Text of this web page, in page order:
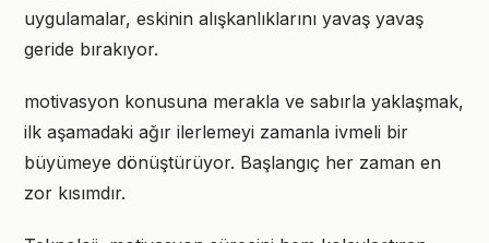
uygulamalar, eskinin alışkanlıklarını yavaş yavaş
geride bırakıyor.
motivasyon konusuna merakla ve sabırla yaklaşmak,
ilk aşamadaki ağır ilerlemeyi zamanla ivmeli bir
büyümeye dönüştürüyor. Başlangıç her zaman en
zor kısımdır.